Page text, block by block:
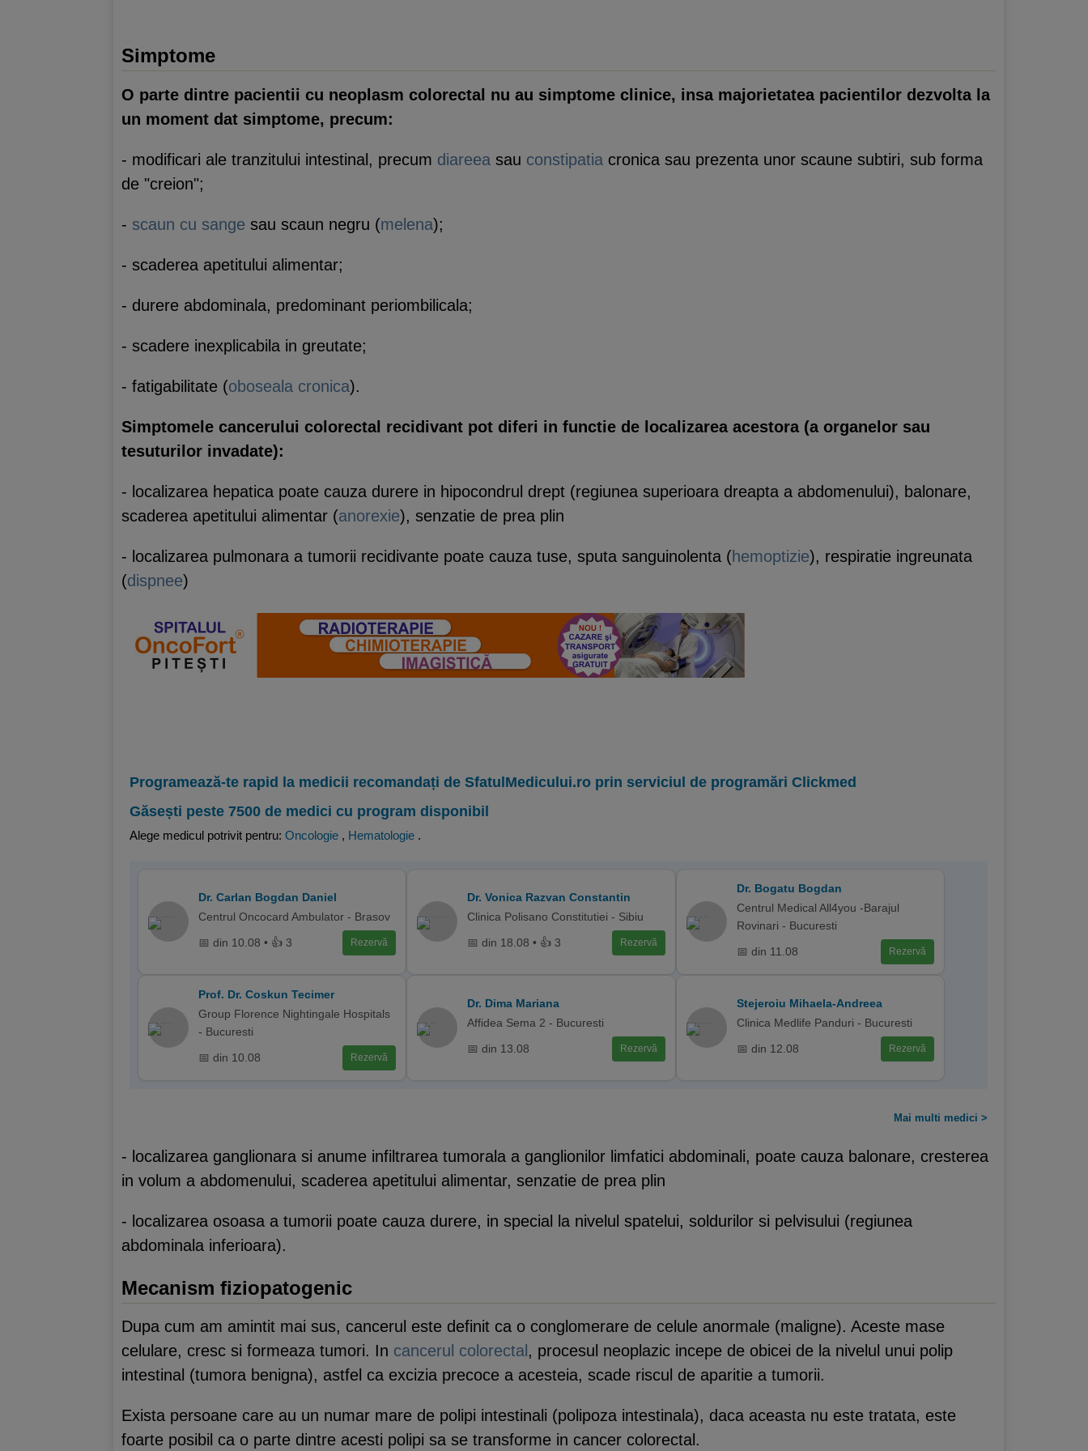
Simptome
O parte dintre pacientii cu neoplasm colorectal nu au simptome clinice, insa majorietatea pacientilor dezvolta la
un moment dat simptome, precum:
- modificari ale tranzitului intestinal, precum diareea sau constipatia cronica sau prezenta unor scaune subtiri, sub forma
de "creion";
- scaun cu sange sau scaun negru (melena);
- scaderea apetitului alimentar;
- durere abdominala, predominant periombilicala;
- scadere inexplicabila in greutate;
- fatigabilitate (oboseala cronica).
Simptomele cancerului colorectal recidivant pot diferi in functie de localizarea acestora (a organelor sau
tesuturilor invadate):
- localizarea hepatica poate cauza durere in hipocondrul drept (regiunea superioara dreapta a abdomenului), balonare,
scaderea apetitului alimentar (anorexie), senzatie de prea plin
- localizarea pulmonara a tumorii recidivante poate cauza tuse, sputa sanguinolenta (hemoptizie), respiratie ingreunata
(dispnee)
Programează-te rapid la medicii recomandați de SfatulMedicului.ro prin serviciul de programări Clickmed
Găsești peste 7500 de medici cu program disponibil
Alege medicul potrivit pentru: Oncologie , Hematologie .
Dr. Carlan Bogdan Daniel
Centrul Oncocard Ambulator - Brasov
📅 din 10.08 • 👍 3 Rezervă
Dr. Vonica Razvan Constantin
Clinica Polisano Constitutiei - Sibiu
📅 din 18.08 • 👍 3 Rezervă
Dr. Bogatu Bogdan
Centrul Medical All4you -Barajul
Rovinari - Bucuresti
📅 din 11.08 Rezervă
Prof. Dr. Coskun Tecimer
Group Florence Nightingale Hospitals
- Bucuresti
📅 din 10.08 Rezervă
Dr. Dima Mariana
Affidea Sema 2 - Bucuresti
📅 din 13.08 Rezervă
Stejeroiu Mihaela-Andreea
Clinica Medlife Panduri - Bucuresti
📅 din 12.08 Rezervă
Mai multi medici >
- localizarea ganglionara si anume infiltrarea tumorala a ganglionilor limfatici abdominali, poate cauza balonare, cresterea
in volum a abdomenului, scaderea apetitului alimentar, senzatie de prea plin
- localizarea osoasa a tumorii poate cauza durere, in special la nivelul spatelui, soldurilor si pelvisului (regiunea
abdominala inferioara).
Mecanism fiziopatogenic
Dupa cum am amintit mai sus, cancerul este definit ca o conglomerare de celule anormale (maligne). Aceste mase
celulare, cresc si formeaza tumori. In cancerul colorectal , procesul neoplazic incepe de obicei de la nivelul unui polip
intestinal (tumora benigna), astfel ca excizia precoce a acesteia, scade riscul de aparitie a tumorii.
Exista persoane care au un numar mare de polipi intestinali (polipoza intestinala), daca aceasta nu este tratata, este
foarte posibil ca o parte dintre acesti polipi sa se transforme in cancer colorectal.